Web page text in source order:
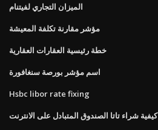
الميزان التجاري لفيتنام
مؤشر مقارنة تكلفة المعيشة
خطة رئيسية العقارات العقارية
اسم مؤشر بورصة سنغافورة
Hsbc libor rate fixing
كيفية شراء تاتا الصندوق المتبادل على الانترنت